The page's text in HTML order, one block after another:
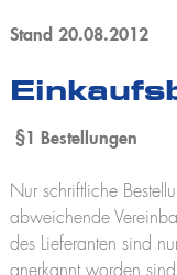
Stand 20.08.2012
§1 Bestellungen
Nur schriftliche
abweichende
des Lieferanten sind